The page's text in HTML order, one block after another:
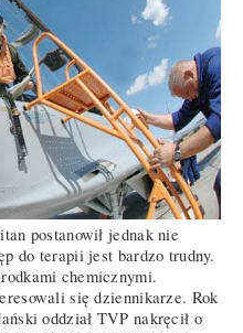
postanowił jednak nie
do terapii jest bardzo trudny.
chemicznymi.
się dziennikarze. Rok
oddział TVP nakręcił o